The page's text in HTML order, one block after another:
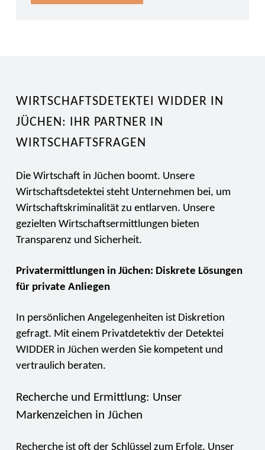
WIRTSCHAFTSDETEKTEI WIDDER IN
JÜCHEN: IHR PARTNER IN
WIRTSCHAFTSFRAGEN
Die Wirtschaft in Jüchen boomt. Unsere
Wirtschaftsdetektei steht Unternehmen bei, um
Wirtschaftskriminalität zu entlarven. Unsere
gezielten Wirtschaftsermittlungen bieten
Transparenz und Sicherheit.
Privatermittlungen in Jüchen: Diskrete Lösungen
für private Anliegen
In persönlichen Angelegenheiten ist Diskretion
gefragt. Mit einem Privatdetektiv der Detektei
WIDDER in Jüchen werden Sie kompetent und
vertraulich beraten.
Recherche und Ermittlung: Unser
Markenzeichen in Jüchen
Recherche ist oft der Schlüssel zum Erfolg. Unser